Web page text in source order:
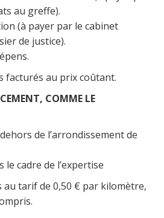
au greffe).
(à payer par le cabinet
de justice).
facturés au prix coûtant.
COMME LE
de l’arrondissement de
le cadre de l’expertise
tarif de 0,50 € par kilomètre,